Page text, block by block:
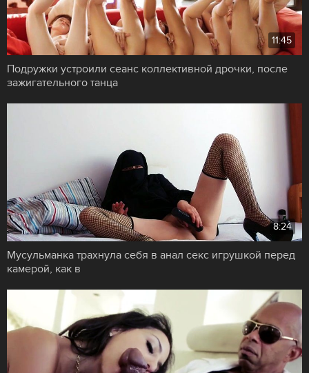
11:45
Подружки устроили сеанс коллективной дрочки, после
зажигательного танца
8:24
Мусульманка трахнула себя в анал секс игрушкой перед
камерой, как в